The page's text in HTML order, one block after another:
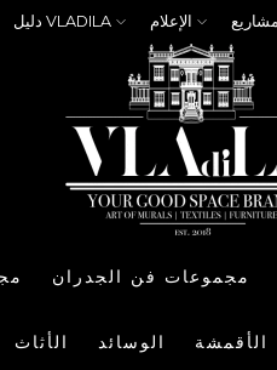
دليل VLADILA الإعلام
مجموعات فن الجدران
الأثاث الوسائد الأقمشة